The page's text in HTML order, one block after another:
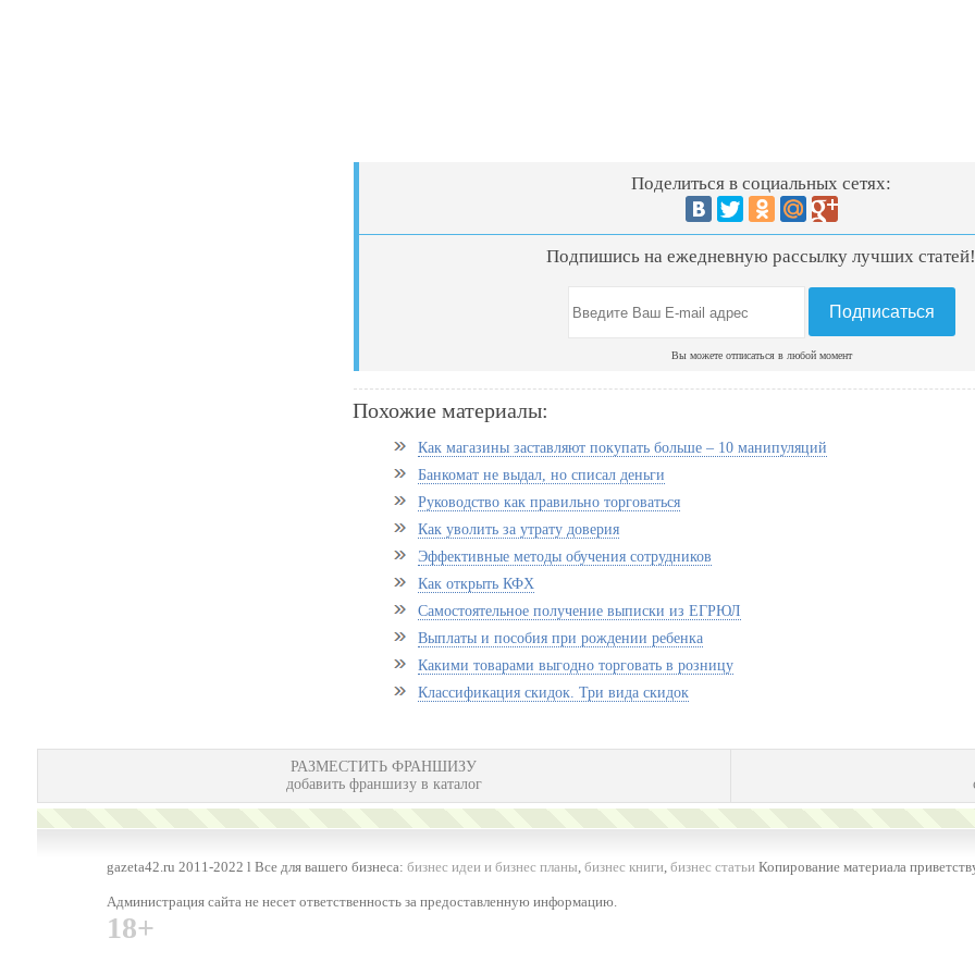
Поделиться в социальных сетях:
Подпишись на ежедневную рассылку лучших
Вы можете отписаться в любой момент
Похожие материалы:
Как магазины заставляют покупать больше – 10 манипуляций
Банкомат не выдал, но списал деньги
Руководство как правильно торговаться
Как уволить за утрату доверия
Эффективные методы обучения сотрудников
Как открыть КФХ
Самостоятельное получение выписки из ЕГРЮЛ
Выплаты и пособия при рождении ребенка
Какими товарами выгодно торговать в розницу
Классификация скидок. Три вида скидок
РАЗМЕСТИТЬ ФРАНШИЗУ
добавить франшизу в каталог
gazeta42.ru 2011-2022 l Все для вашего бизнеса: бизнес идеи и бизнес планы, бизнес книги, бизнес статьиКопирование материала
Администрация сайта не несет ответственность за предоставленную информацию.
18+